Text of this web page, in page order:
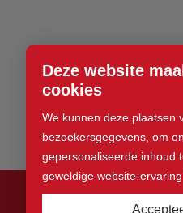
Deze website
cookies
We kunnen deze plaatsen
bezoekersgegevens, om
gepersonaliseerde inhoud
geweldige website-